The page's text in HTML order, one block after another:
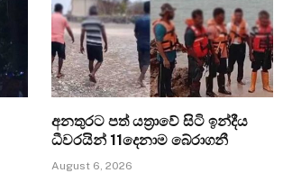
අනතුරට පත් යත්‍රාවේ සිටි ඉන්දීය
ධීවරයින් 11දෙනාම බේරාගනී
August 6, 2026